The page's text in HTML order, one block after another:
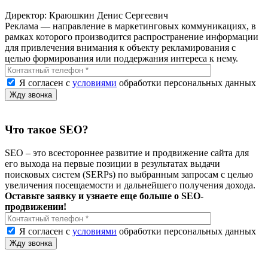
Директор: Краюшкин Денис Сергеевич
Реклама — направление в маркетинговых коммуникациях, в
рамках которого производится распространение информации
для привлечения внимания к объекту рекламирования с
целью формирования или поддержания интереса к нему.
Я согласен с условиями обработки персональных данных
Что такое SEO?
SEO – это всестороннее развитие и продвижение сайта для
его выхода на первые позиции в результатах выдачи
поисковых систем (SERPs) по выбранным запросам с целью
увеличения посещаемости и дальнейшего получения дохода.
Оставьте заявку и узнаете еще больше о SEO-
продвижении!
Я согласен с условиями обработки персональных данных